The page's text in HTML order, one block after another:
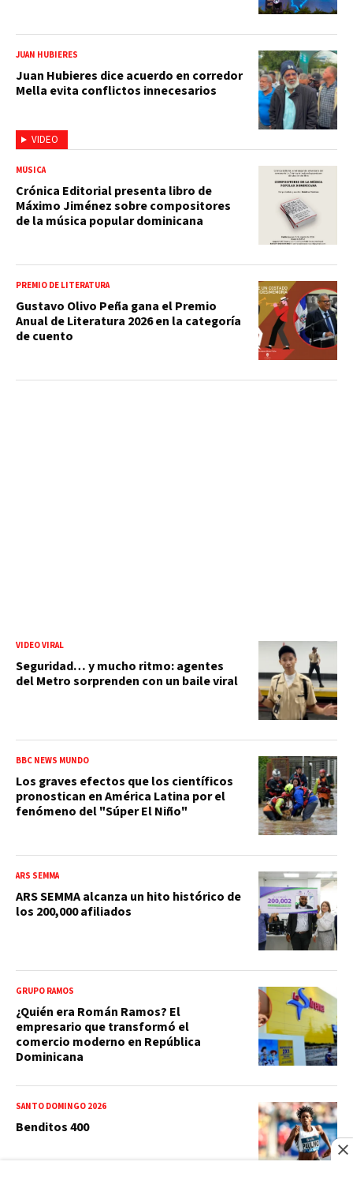
VIDEO
JUAN HUBIERES
Juan Hubieres dice acuerdo en corredor
Mella evita conflictos innecesarios
MÚSICA
Crónica Editorial presenta libro de
Máximo Jiménez sobre compositores
de la música popular dominicana
PREMIO DE LITERATURA
Gustavo Olivo Peña gana el Premio
Anual de Literatura 2026 en la categoría
de cuento
VIDEO VIRAL
Seguridad… y mucho ritmo: agentes
del Metro sorprenden con un baile viral
BBC NEWS MUNDO
Los graves efectos que los científicos
pronostican en América Latina por el
fenómeno del "Súper El Niño"
ARS SEMMA
ARS SEMMA alcanza un hito histórico de
los 200,000 afiliados
GRUPO RAMOS
¿Quién era Román Ramos? El
empresario que transformó el
comercio moderno en República
Dominicana
SANTO DOMINGO 2026
Benditos 400